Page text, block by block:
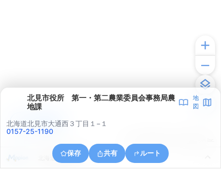
北見市役所 第一・第二農業委員会事務局農
地課
地
図
北海道北見市大通西３丁目１−１
0157-25-1190
保存 共有 ルート
北海道北見市川東
アプリで見る